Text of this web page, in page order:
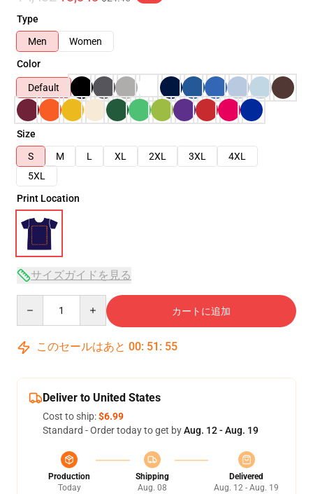
Type
Men
Women
Color
Default
Size
S
M L XL 2XL 3XL
4XL
5XL
Print Location
サイズガイドを見る
カートに追加
このセールはあと 00: 51 : 54
Deliver to United States
Cost to ship:$6.99
Standard - Order today to get byAug. 12 - Aug. 19
Production
Today
Shipping
Aug. 08
Delivered
Aug. 12 - Aug. 19